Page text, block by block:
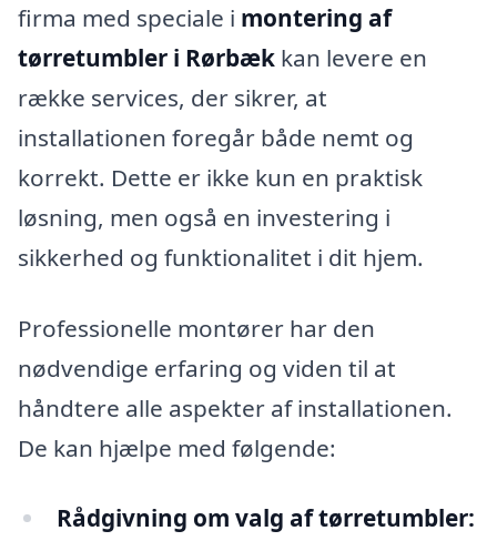
firma med speciale i montering af
tørretumbler i Rørbæk kan levere en
række services, der sikrer, at
installationen foregår både nemt og
korrekt. Dette er ikke kun en praktisk
løsning, men også en investering i
sikkerhed og funktionalitet i dit hjem.
Professionelle montører har den
nødvendige erfaring og viden til at
håndtere alle aspekter af installationen.
De kan hjælpe med følgende:
Rådgivning om valg af tørretumbler: